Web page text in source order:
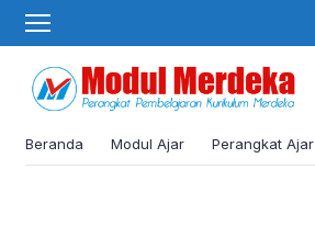
Beranda Modul Ajar Perangkat Ajar